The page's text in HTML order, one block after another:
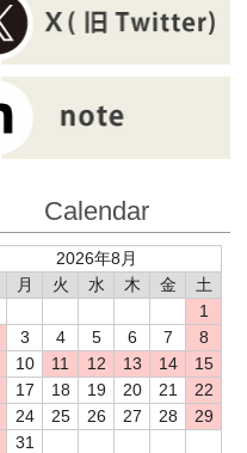
Calendar
2026年8月
月 火 水 木 金
土
1
3 4 5 6 7
8
10 11 12 13 14
15
17 18 19 20 21
22
24 25 26 27 28
29
31